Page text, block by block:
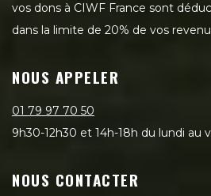
vos dons à CIWF France sont
dans la limite de 20% de vos
NOUS APPELER
01 79 97 70 50
9h30-12h30 et 14h-18h du lundi au
NOUS CONTACTER